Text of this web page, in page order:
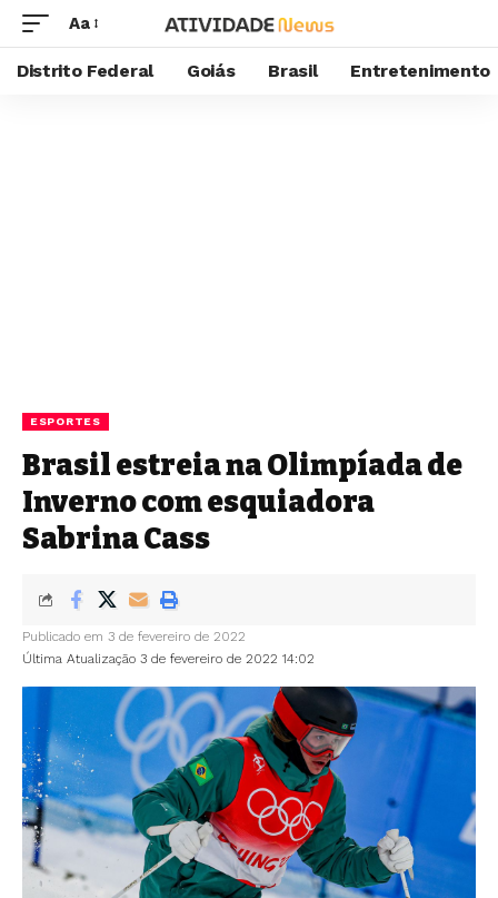
Aa
Distrito Federal Goiás Brasil Entretenimento
ESPORTES
Brasil estreia na Olimpíada de
Inverno com esquiadora
Sabrina Cass
Última Atualização 3 de fevereiro de 2022 14:02
Publicado em 3 de fevereiro de 2022